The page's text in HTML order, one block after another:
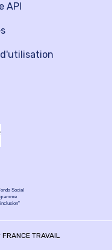
API
Social
TRAVAIL